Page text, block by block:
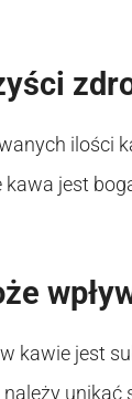
ilości
kawa jest
kawie jest
unikać